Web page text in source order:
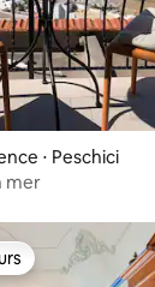
⋅ Peschici
mer